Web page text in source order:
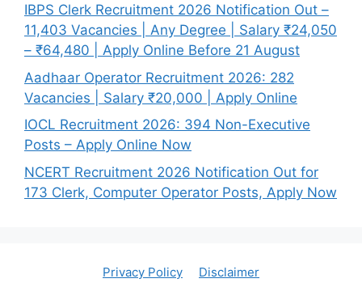
IBPS Clerk Recruitment 2026 Notification Out –
11,403 Vacancies | Any Degree | Salary ₹24,050
– ₹64,480 | Apply Online Before 21 August
Aadhaar Operator Recruitment 2026: 282
Vacancies | Salary ₹20,000 | Apply Online
IOCL Recruitment 2026: 394 Non-Executive
Posts – Apply Online Now
NCERT Recruitment 2026 Notification Out for
173 Clerk, Computer Operator Posts, Apply Now
Privacy Policy Disclaimer